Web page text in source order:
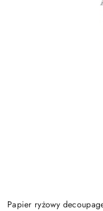
Papier ryżowy